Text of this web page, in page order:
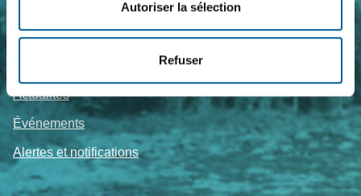
Autoriser la sélection
Refuser
Foire aux questions
Travailler chez nous
Sujets de l'heure
Actualités
Événements
Alertes et notifications